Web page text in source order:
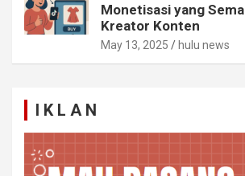
Monetisasi yang
Kreator Konten
May 13, 2025 hulu news
I K L A N